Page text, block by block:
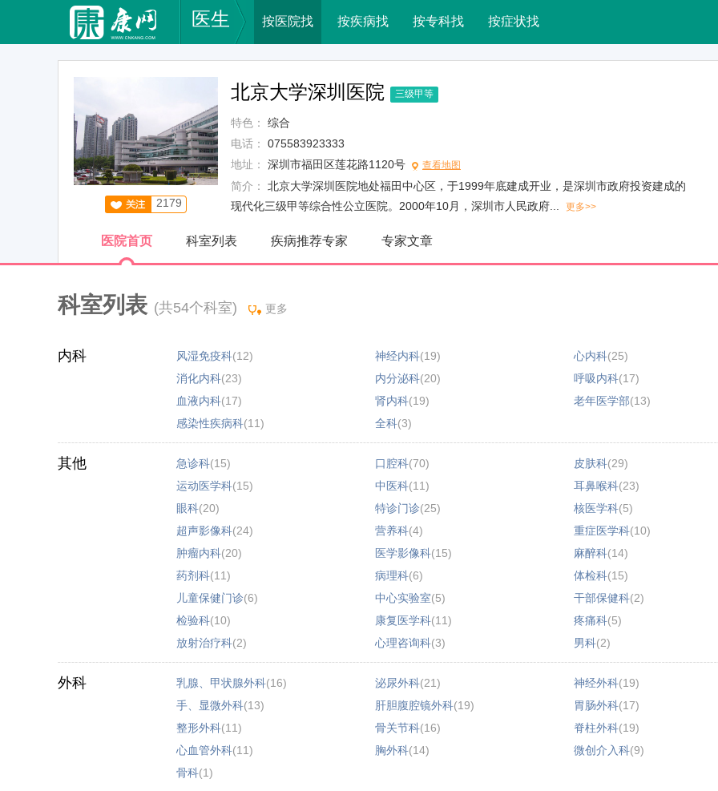
医生 按医院找 按疾病找 按专科找 按症状找
2179
北京大学深圳医院 三级甲等
特色： 综合
电话： 075583923333
地址： 深圳市福田区莲花路1120号 查看地图
简介： 北京大学深圳医院地处福田中心区，于1999年底建成开业，是深圳市政府投资建成的
现代化三级甲等综合性公立医院。2000年10月，深圳市人民政府... 更多>>
医院首页 科室列表 疾病推荐专家 专家文章
科室列表 (共54个科室) 更多
内科 风湿免疫科(12) 神经内科(19) 心内科(25)
消化内科(23) 内分泌科(20) 呼吸内科(17)
血液内科(17) 肾内科(19) 老年医学部(13)
感染性疾病科(11) 全科(3)
其他 急诊科(15) 口腔科(70) 皮肤科(29)
运动医学科(15) 中医科(11) 耳鼻喉科(23)
眼科(20) 特诊门诊(25) 核医学科(5)
超声影像科(24) 营养科(4) 重症医学科(10)
肿瘤内科(20) 医学影像科(15) 麻醉科(14)
药剂科(11) 病理科(6) 体检科(15)
儿童保健门诊(6) 中心实验室(5) 干部保健科(2)
检验科(10) 康复医学科(11) 疼痛科(5)
放射治疗科(2) 心理咨询科(3) 男科(2)
外科 乳腺、甲状腺外科(16) 泌尿外科(21) 神经外科(19)
手、显微外科(13) 肝胆腹腔镜外科(19) 胃肠外科(17)
整形外科(11) 骨关节科(16) 脊柱外科(19)
心血管外科(11) 胸外科(14) 微创介入科(9)
骨科(1)